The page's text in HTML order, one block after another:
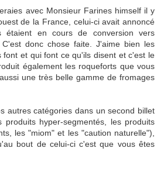
avec Monsieur Farines himself il y
de la France, celui-ci avait annoncé
étaient en cours de conversion vers
C'est donc chose faite. J'aime bien les
font et qui font ce qu'ils disent et c'est le
également les roqueforts que vous
une très belle gamme de fromages
autres catégories dans un second billet
produits hyper-segmentés, les produits
les "miom" et les "caution naturelle"),
bout de celui-ci c'est que vous êtes